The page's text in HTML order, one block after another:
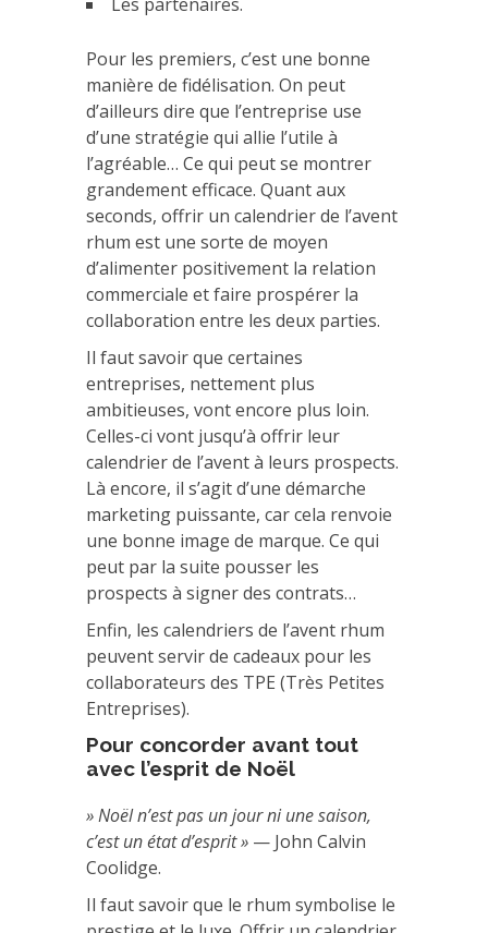
Pour les premiers, c’est une bonne
manière de fidélisation. On peut
d’ailleurs dire que l’entreprise use
d’une stratégie qui allie l’utile à
l’agréable… Ce qui peut se montrer
grandement efficace. Quant aux
seconds, offrir un calendrier de l’avent
rhum est une sorte de moyen
d’alimenter positivement la relation
commerciale et faire prospérer la
collaboration entre les deux parties.
Il faut savoir que certaines
entreprises, nettement plus
ambitieuses, vont encore plus loin.
Celles-ci vont jusqu’à offrir leur
calendrier de l’avent à leurs prospects.
Là encore, il s’agit d’une démarche
marketing puissante, car cela renvoie
une bonne image de marque. Ce qui
peut par la suite pousser les
prospects à signer des contrats…
Enfin, les calendriers de l’avent rhum
peuvent servir de cadeaux pour les
collaborateurs des TPE (Très Petites
Entreprises).
Pour concorder avant tout
avec l’esprit de Noël
» Noël n’est pas un jour ni une saison,
c’est un état d’esprit » — John Calvin
Coolidge.
Il faut savoir que le rhum symbolise le